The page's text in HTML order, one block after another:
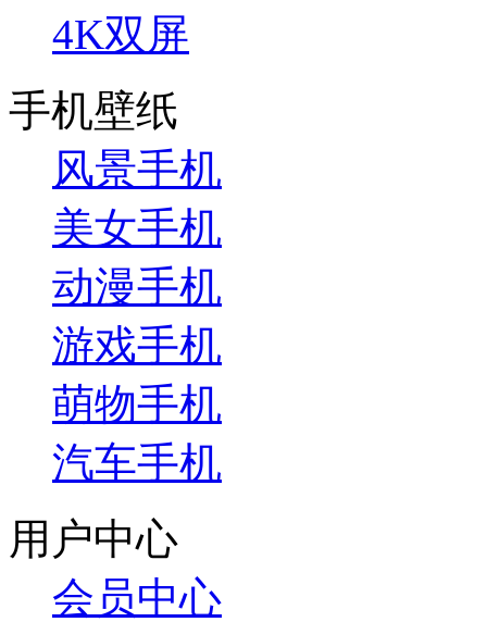
4K双屏
手机壁纸
风景手机
美女手机
动漫手机
游戏手机
萌物手机
汽车手机
用户中心
会员中心